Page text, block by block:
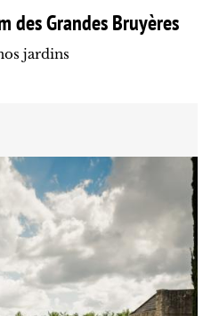
des Grandes Bruyères
jardins